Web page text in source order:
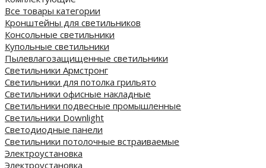
Все товары категории
Кронштейны для светильников
Консольные светильники
Купольные светильники
Пылевлагозащищенные светильники
Светильники Армстронг
Светильники для потолка грильято
Светильники офисные накладные
Светильники подвесные промышленные
Светильники Downlight
Светодиодные панели
Cветильники потолочные встраиваемые
Электроустановка
Электроустановка